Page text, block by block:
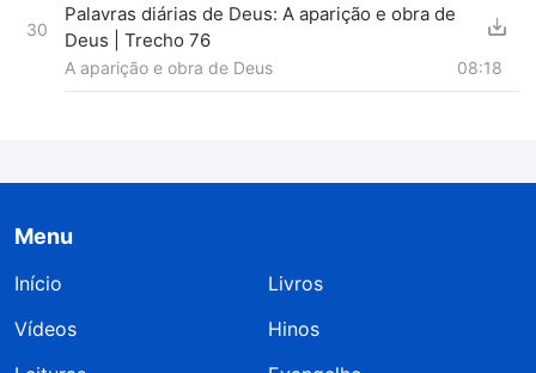
30
Palavras diárias de Deus: A aparição e obra de
Deus | Trecho 76
A aparição e obra de Deus 08:18
Menu
Início
Livros
Vídeos
Hinos